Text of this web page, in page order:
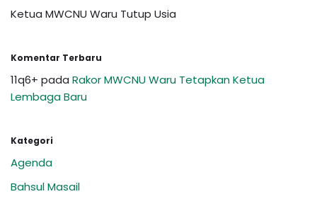
Ketua MWCNU Waru Tutup Usia
Komentar Terbaru
11q6+ pada Rakor MWCNU Waru Tetapkan Ketua
Lembaga Baru
Kategori
Agenda
Bahsul Masail